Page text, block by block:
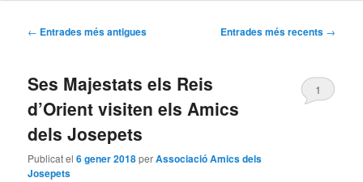
Navegació per les entrades
← Entrades més antigues Entrades més recents →
Ses Majestats els Reis
d’Orient visiten els Amics
dels Josepets
Publicat el6 gener 2018perAssociació Amics dels
Josepets
1